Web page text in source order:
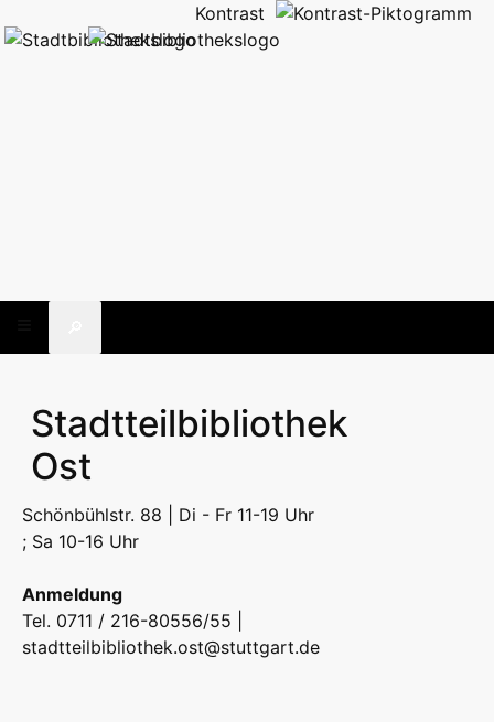
Kontrast
Stadtteilbibliothek
Ost
Schönbühlstr. 88 | Di - Fr 11-19 Uhr
; Sa 10-16 Uhr
Anmeldung
Tel. 0711 / 216-80556/55 |
stadtteilbibliothek.ost@stuttgart.de